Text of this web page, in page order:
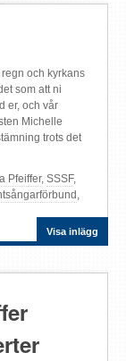
och kyrkans
som att ni
er, och vår
Michelle
trots det
Visa inlägg
Pfeiffer, SSSF,
,